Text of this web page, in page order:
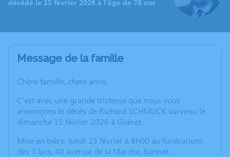
décédé le 15 février 2026 à l'âge de 78 ans
Message de la famille
Chère famille, chers amis,
C’est avec une grande tristesse que nous vous
annonçons le décès de Richard SCHMUCK survenu le
dimanche 15 février 2026 à Guéret.
Mise en bière, lundi 23 février à 8h00 au funérarium
des 3 lacs, 40 avenue de la Marche, Bonnat.